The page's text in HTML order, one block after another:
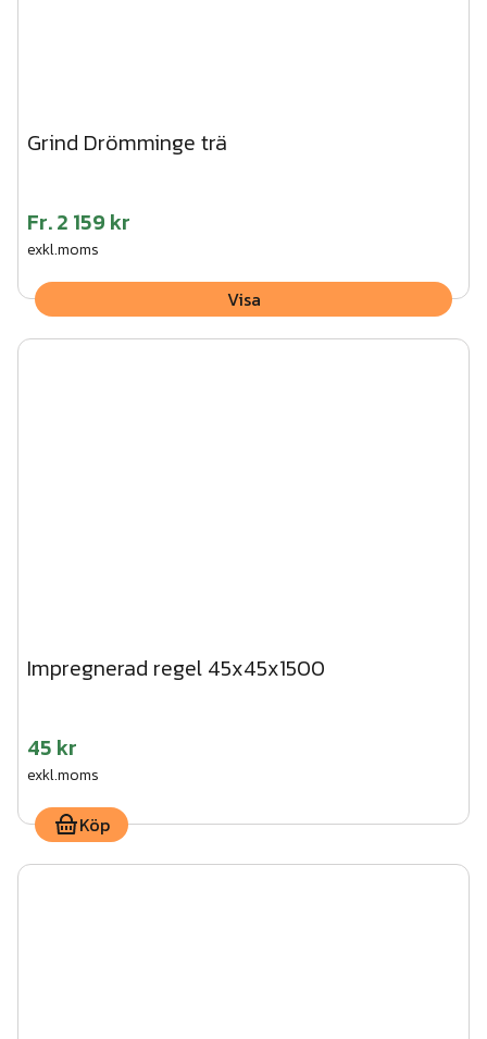
Grind Drömminge trä
Fr.2 159 kr
exkl.moms
Visa
Impregnerad regel 45x45x1500
45 kr
exkl.moms
Köp